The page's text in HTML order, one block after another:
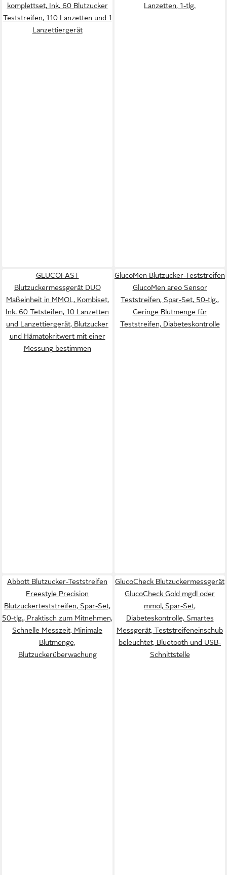
komplettset, Ink. 60 Blutzucker
Teststreifen, 110 Lanzetten und 1
Lanzettiergerät
Lanzetten, 1-tlg.
GLUCOFAST
Blutzuckermessgerät DUO
Maßeinheit in MMOL, Kombiset,
Ink. 60 Tetsteifen, 10 Lanzetten
und Lanzettiergerät, Blutzucker
und Hämatokritwert mit einer
Messung bestimmen
GlucoMen Blutzucker-Teststreifen
GlucoMen areo Sensor
Teststreifen, Spar-Set, 50-tlg.,
Geringe Blutmenge für
Teststreifen, Diabeteskontrolle
Abbott Blutzucker-Teststreifen
Freestyle Precision
Blutzuckerteststreifen, Spar-Set,
50-tlg., Praktisch zum Mitnehmen,
Schnelle Messzeit, Minimale
Blutmenge,
Blutzuckerüberwachung
GlucoCheck Blutzuckermessgerät
GlucoCheck Gold mgdl oder
mmol, Spar-Set,
Diabeteskontrolle, Smartes
Messgerät, Teststreifeneinschub
beleuchtet, Bluetooth und USB-
Schnittstelle